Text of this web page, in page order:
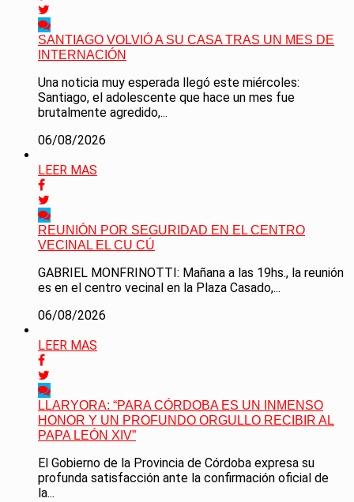
SANTIAGO VOLVIÓ A SU CASA TRAS UN MES DE
INTERNACIÓN
Una noticia muy esperada llegó este miércoles:
Santiago, el adolescente que hace un mes fue
brutalmente agredido,...
06/08/2026
LEER MAS
REUNIÓN POR SEGURIDAD EN EL CENTRO
VECINAL EL CU CÚ
GABRIEL MONFRINOTTI: Mañana a las 19hs., la reunión
es en el centro vecinal en la Plaza Casado,...
06/08/2026
LEER MAS
LLARYORA: “PARA CÓRDOBA ES UN INMENSO
HONOR Y UN PROFUNDO ORGULLO RECIBIR AL
PAPA LEÓN XIV”
El Gobierno de la Provincia de Córdoba expresa su
profunda satisfacción ante la confirmación oficial de
la...